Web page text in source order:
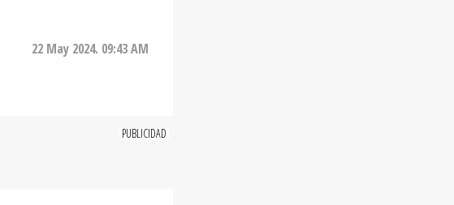
22 May 2024. 09:43 AM